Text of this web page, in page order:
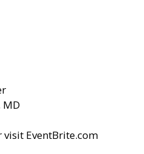
MD
visit EventBrite.com